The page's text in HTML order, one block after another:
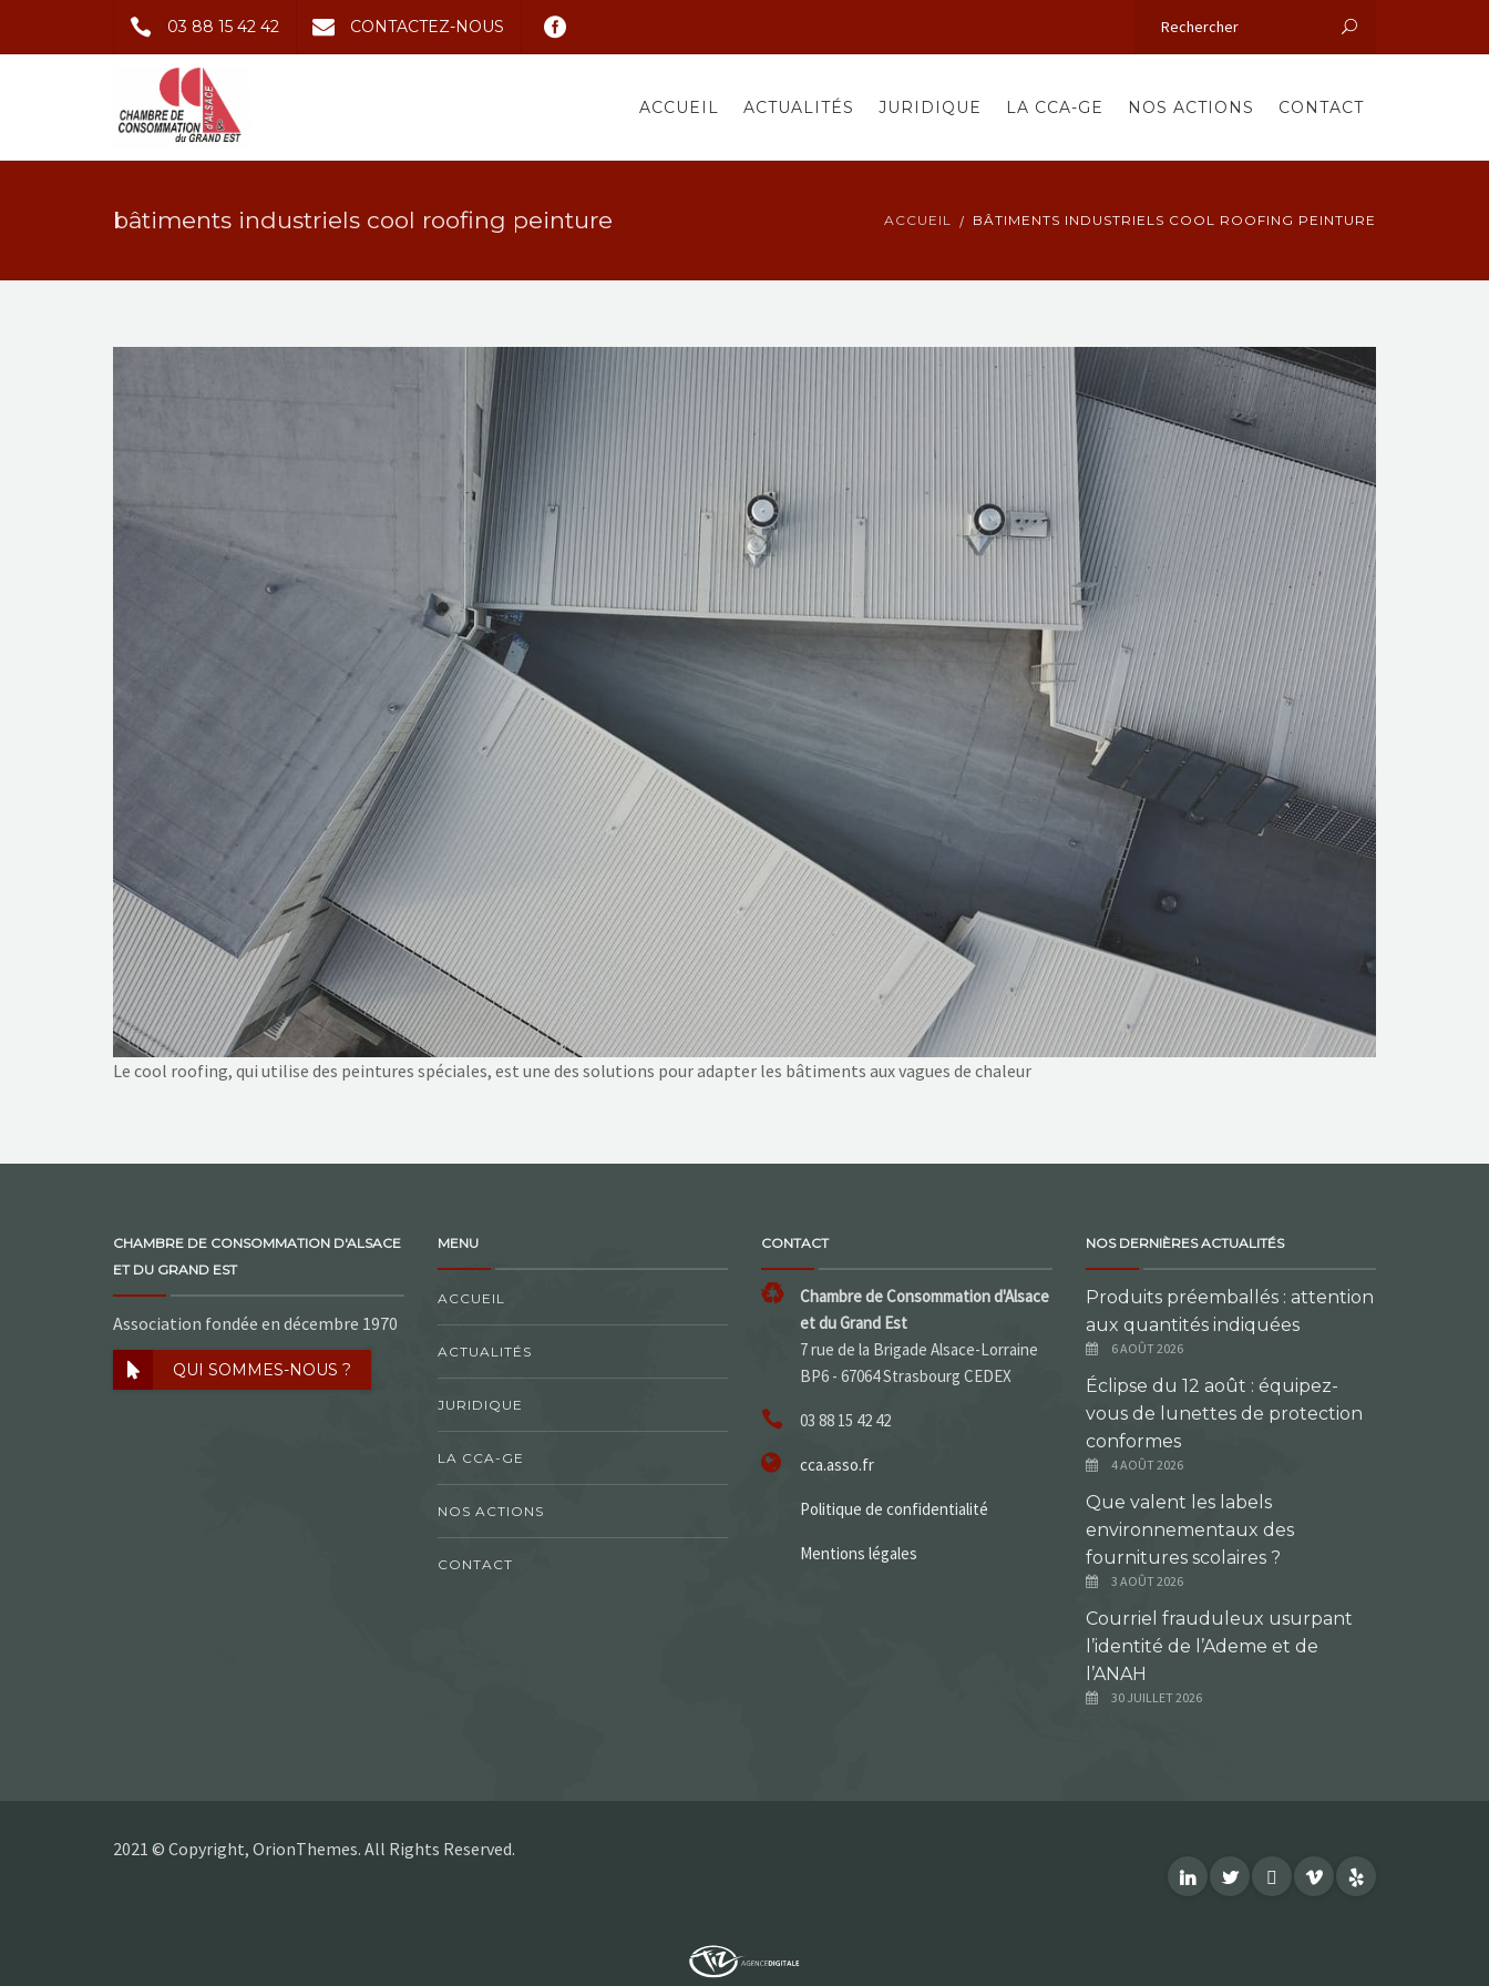
03 88 15 42 42 CONTACTEZ-NOUS
ACCUEIL ACTUALITÉS JURIDIQUE LA CCA-GE NOS ACTIONS CONTACT
bâtiments industriels cool roofing peinture ACCUEIL BÂTIMENTS INDUSTRIELS COOL ROOFING PEINTURE
Le cool roofing, qui utilise des peintures spéciales, est une des solutions pour adapter les bâtiments aux vagues de chaleur
CHAMBRE DE CONSOMMATION D'ALSACE
ET DU GRAND EST
Association fondée en décembre 1970
QUI SOMMES-NOUS ?
MENU
ACCUEIL
ACTUALITÉS
JURIDIQUE
LA CCA-GE
NOS ACTIONS
CONTACT
CONTACT
Chambre de Consommation d'Alsace
et du Grand Est
7 rue de la Brigade Alsace-Lorraine
BP6 - 67064 Strasbourg CEDEX
03 88 15 42 42
cca.asso.fr
Politique de confidentialité
Mentions légales
NOS DERNIÈRES ACTUALITÉS
Produits préemballés : attention
aux quantités indiquées
6 AOÛT 2026
Éclipse du 12 août : équipez-
vous de lunettes de protection
conformes
4 AOÛT 2026
Que valent les labels
environnementaux des
fournitures scolaires ?
3 AOÛT 2026
Courriel frauduleux usurpant
l’identité de l’Ademe et de
l’ANAH
30 JUILLET 2026
2021 © Copyright, OrionThemes. All Rights Reserved.